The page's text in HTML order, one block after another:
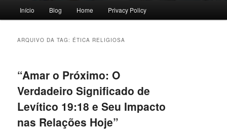
principal
Início Blog Home Privacy Policy
ARQUIVO DA TAG: ÉTICA RELIGIOSA
“Amar o Próximo: O
Verdadeiro Significado de
Levítico 19:18 e Seu Impacto
nas Relações Hoje”